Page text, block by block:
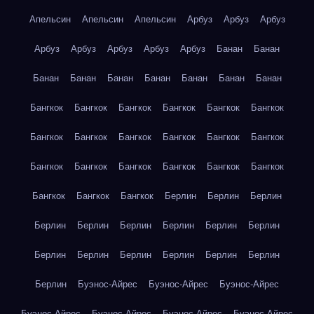
Апельсин Апельсин Апельсин Арбуз Арбуз Арбуз
Арбуз Арбуз Арбуз Арбуз Арбуз Банан Банан
Банан Банан Банан Банан Банан Банан Банан
Бангкок Бангкок Бангкок Бангкок Бангкок Бангкок
Бангкок Бангкок Бангкок Бангкок Бангкок Бангкок
Бангкок Бангкок Бангкок Бангкок Бангкок Бангкок
Бангкок Бангкок Бангкок Берлин Берлин Берлин
Берлин Берлин Берлин Берлин Берлин Берлин
Берлин Берлин Берлин Берлин Берлин Берлин
Берлин Буэнос-Айрес Буэнос-Айрес Буэнос-Айрес